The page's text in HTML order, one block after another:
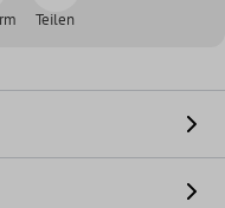
Teilen